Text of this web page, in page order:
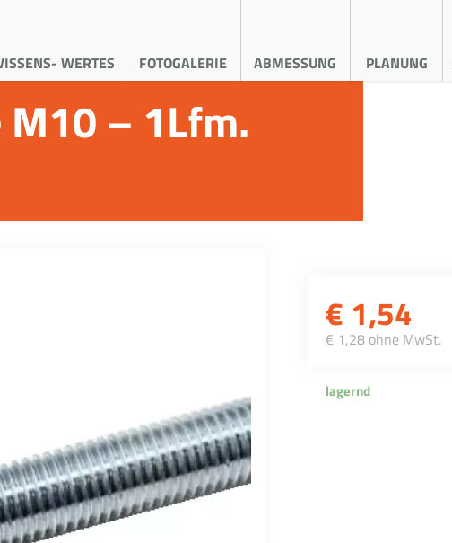
WERTES FOTOGALERIE ABMESSUNG PLANUNG
– 1Lfm.
€ 1,54
€ 1,28 ohne MwSt.
lagernd